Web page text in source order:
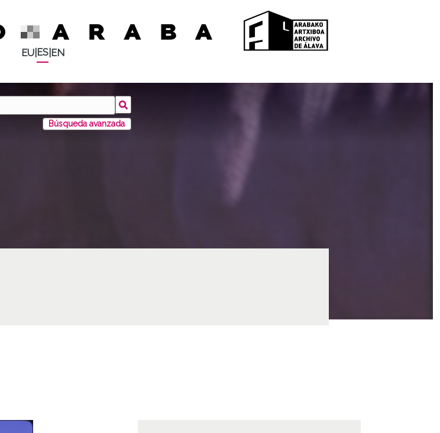
EU| ES| EN
Búsqueda avanzada